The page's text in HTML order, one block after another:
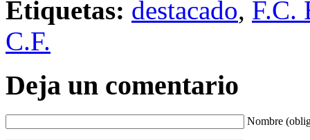
Etiquetas: destacado, F.C.
C.F.
Deja un comentario
Nombre